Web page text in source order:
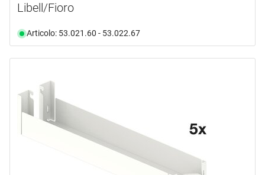
Libell/Fioro
Articolo: 53.021.60 - 53.022.67